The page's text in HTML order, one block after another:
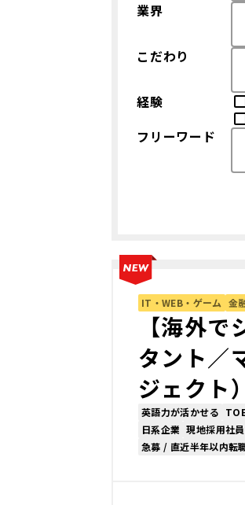
業界
こだわり
経験
フリーワード
IT・WEB・ゲーム 金
【海外
タント／
ジェクト）
英語力が活かせる
日系企業 現地採用社
急募 / 直近半年以内転